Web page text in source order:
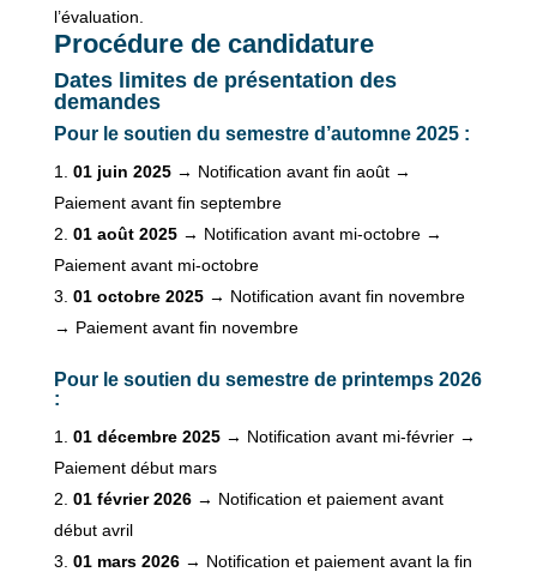
l’évaluation.
Procédure de candidature
Dates limites de présentation des
demandes
Pour le soutien du semestre d’automne 2025 :
01 juin 2025→ Notification avant fin août →
Paiement avant fin septembre
01 août 2025→ Notification avant mi-octobre →
Paiement avant mi-octobre
01 octobre 2025→ Notification avant fin novembre
→ Paiement avant fin novembre
Pour le soutien du semestre de printemps 2026
:
01 décembre 2025→ Notification avant mi-février →
Paiement début mars
01 février 2026→ Notification et paiement avant
début avril
01 mars 2026→ Notification et paiement avant la fin